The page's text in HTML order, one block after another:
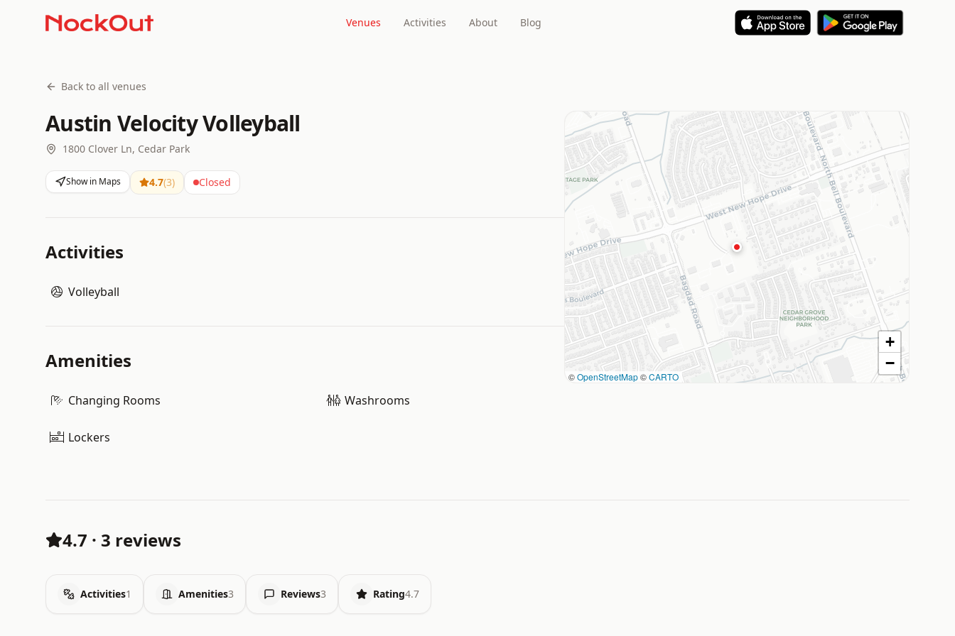
Venues Activities About Blog
Back to all venues
Austin Velocity Volleyball
1800 Clover Ln, Cedar Park
Show in Maps 4.7(3) Closed
Activities
Volleyball
Amenities
Changing Rooms Washrooms
Lockers
©OpenStreetMap©CARTO
+
−
4.7 · 3 reviews
Activities1 Amenities3 Reviews3 Rating4.7